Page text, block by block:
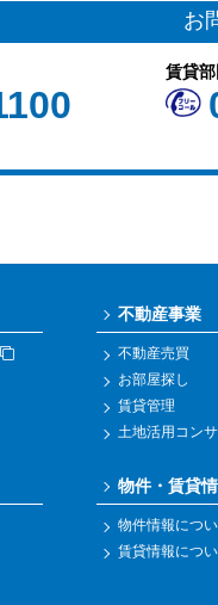
お
賃貸部
不動産事業
不動産売買
お部屋探し
賃貸管理
土地活用コン
物件・賃貸
物件情報につ
賃貸情報につ